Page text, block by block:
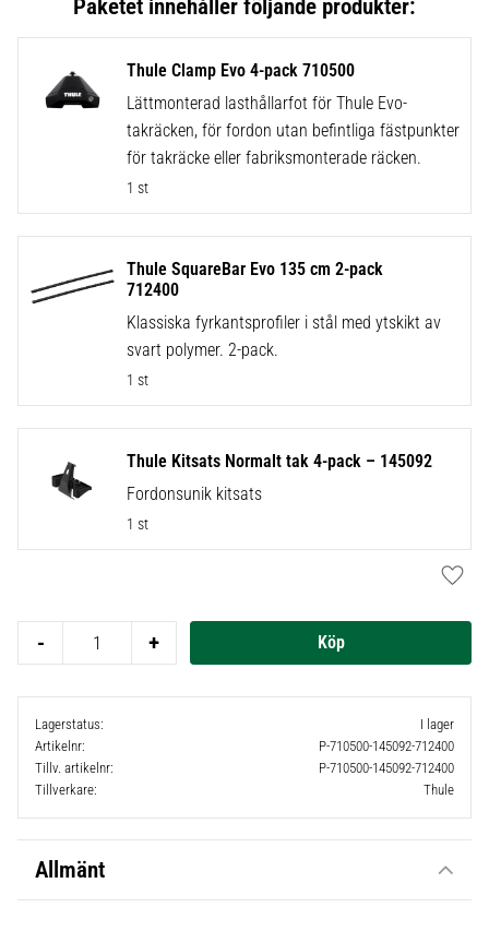
Thule Clamp Evo 4-pack 710500
Lättmonterad lasthållarfot för Thule Evo-
takräcken, för fordon utan befintliga fästpunkter
för takräcke eller fabriksmonterade räcken.
1 st
Thule SquareBar Evo 135 cm 2-pack
712400
Klassiska fyrkantsprofiler i stål med ytskikt av
svart polymer. 2-pack.
1 st
Thule Kitsats Normalt tak 4-pack – 145092
Fordonsunik kitsats
1 st
+
-
Lagerstatus
I lager
Artikelnr
P-710500-145092-712400
Tillv. artikelnr
P-710500-145092-712400
Tillverkare
Thule
Allmänt